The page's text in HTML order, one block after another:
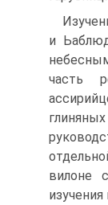
и
часть
вилоне